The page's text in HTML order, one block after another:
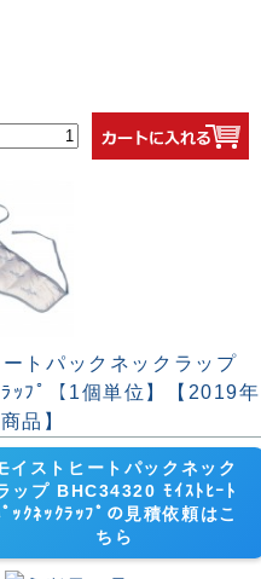
イストヒートパックネック
ップ BHC34320 ﾓｲｽﾄﾋｰﾄ
ｯｸﾈｯｸﾗｯﾌﾟの見積依頼はこ
ちら